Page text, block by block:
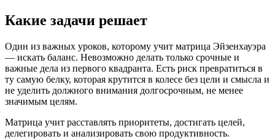
Какие задачи решает
Один из важных уроков, которому учит матрица Эйзенхауэра
— искать баланс. Невозможно делать только срочные и
важные дела из первого квадранта. Есть риск превратиться в
ту самую белку, которая крутится в колесе без цели и смысла и
не уделить должного внимания долгосрочным, не менее
значимым целям.
Матрица учит расставлять приоритеты, достигать целей,
делегировать и анализировать свою продуктивность.